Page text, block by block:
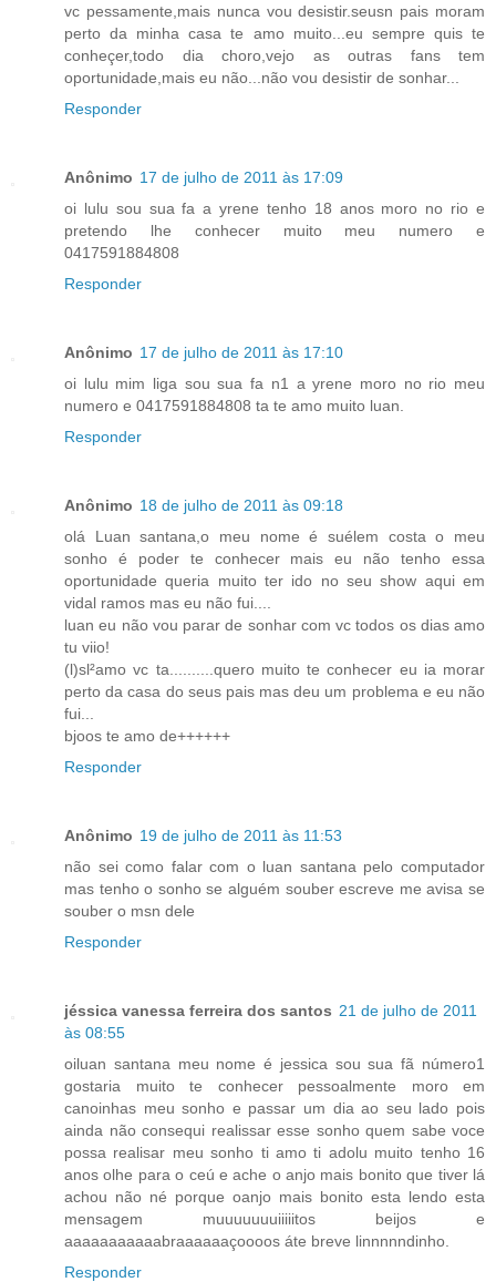
vc pessamente,mais nunca vou desistir.seusn pais moram
perto da minha casa te amo muito...eu sempre quis te
conheçer,todo dia choro,vejo as outras fans tem
oportunidade,mais eu não...não vou desistir de sonhar...
Responder
Anônimo 17 de julho de 2011 às 17:09
oi lulu sou sua fa a yrene tenho 18 anos moro no rio e
pretendo lhe conhecer muito meu numero e
0417591884808
Responder
Anônimo 17 de julho de 2011 às 17:10
oi lulu mim liga sou sua fa n1 a yrene moro no rio meu
numero e 0417591884808 ta te amo muito luan.
Responder
Anônimo 18 de julho de 2011 às 09:18
olá Luan santana,o meu nome é suélem costa o meu
sonho é poder te conhecer mais eu não tenho essa
oportunidade queria muito ter ido no seu show aqui em
vidal ramos mas eu não fui....
luan eu não vou parar de sonhar com vc todos os dias amo
tu viio!
(l)sl²amo vc ta..........quero muito te conhecer eu ia morar
perto da casa do seus pais mas deu um problema e eu não
fui...
bjoos te amo de++++++
Responder
Anônimo 19 de julho de 2011 às 11:53
não sei como falar com o luan santana pelo computador
mas tenho o sonho se alguém souber escreve me avisa se
souber o msn dele
Responder
jéssica vanessa ferreira dos santos 21 de julho de 2011
às 08:55
oiluan santana meu nome é jessica sou sua fã número1
gostaria muito te conhecer pessoalmente moro em
canoinhas meu sonho e passar um dia ao seu lado pois
ainda não consequi realissar esse sonho quem sabe voce
possa realisar meu sonho ti amo ti adolu muito tenho 16
anos olhe para o ceú e ache o anjo mais bonito que tiver lá
achou não né porque oanjo mais bonito esta lendo esta
mensagem muuuuuuuiiiiitos beijos e
aaaaaaaaaaabraaaaaaçoooos áte breve linnnnndinho.
Responder